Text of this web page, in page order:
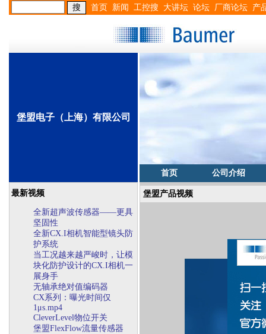
首页 新闻 工控搜 大讲坛 论坛 厂商论坛 产
堡盟电子（上海）有限公司
首页 公司介绍
最新视频
全新超声波传感器——更具
坚固性
全新CX.I相机智能型镜头防
护系统
当工况越来越严峻时，让模
块化防护设计的CX.I相机一
展身手
无轴承绝对值编码器
CX系列：曝光时间仅
1μs.mp4
CleverLevel物位开关
堡盟FlexFlow流量传感器
堡盟产品视频